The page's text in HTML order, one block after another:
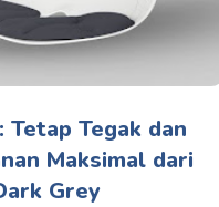
Tegak dan
Maksimal dari
Grey